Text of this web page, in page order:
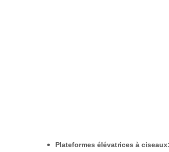
Plateformes élévatrices à ciseaux: